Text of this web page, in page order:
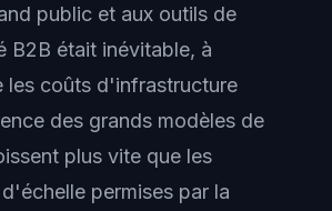
public et aux outils de
B2B était inévitable, à
les coûts d'infrastructure
des grands modèles de
plus vite que les
permises par la